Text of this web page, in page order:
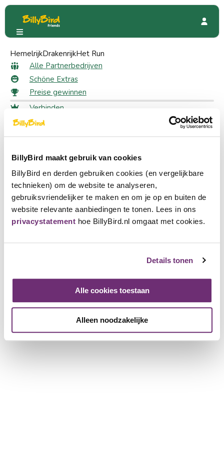
BillyBird maakt gebruik van cookies
BillyBird en derden gebruiken cookies (en vergelijkbare
technieken) om de website te analyseren,
gebruiksvriendelijker te maken en om je op en buiten de
website relevante aanbiedingen te tonen. Lees in ons
privacystatement hoe BillyBird.nl omgaat met cookies.
Details tonen
Alle cookies toestaan
Alleen noodzakelijke
HemelrijkDrakenrijkHet Run
Alle Partnerbedrijven
Schöne Extras
Preise gewinnen
Verbinden
Anmeldung
Wählen Sie eine Sprache
Nederlands
English
Deutsch
Ein Partner werden
Broederkapel Veghel
1 kostenloses Getränk
1 kostenloses Getränk als
Mitglied
Fordern Sie Ihren Rabatt an
Melden Sie sich an, um Ihren Rabatt zu erhalten
Melden Sie sich an
🥘 Lust auf einen gemütlichen Tapas-Abend an einem
einzigartigen Ort in Veghel? Das ist in der
Broederkapel möglich!
Jeden ersten Donnerstagabend im Monat steht die Kapelle
ganz im Zeichen eines stimmungsvollen Tapas-Abends.
Dabei genießen Sie gemeinsam verschiedene köstliche
Tapas-Gerichte in einer einzigartigen historischen Kulisse.
erhalten Sie beim Kauf des Tapas-Menüs ein